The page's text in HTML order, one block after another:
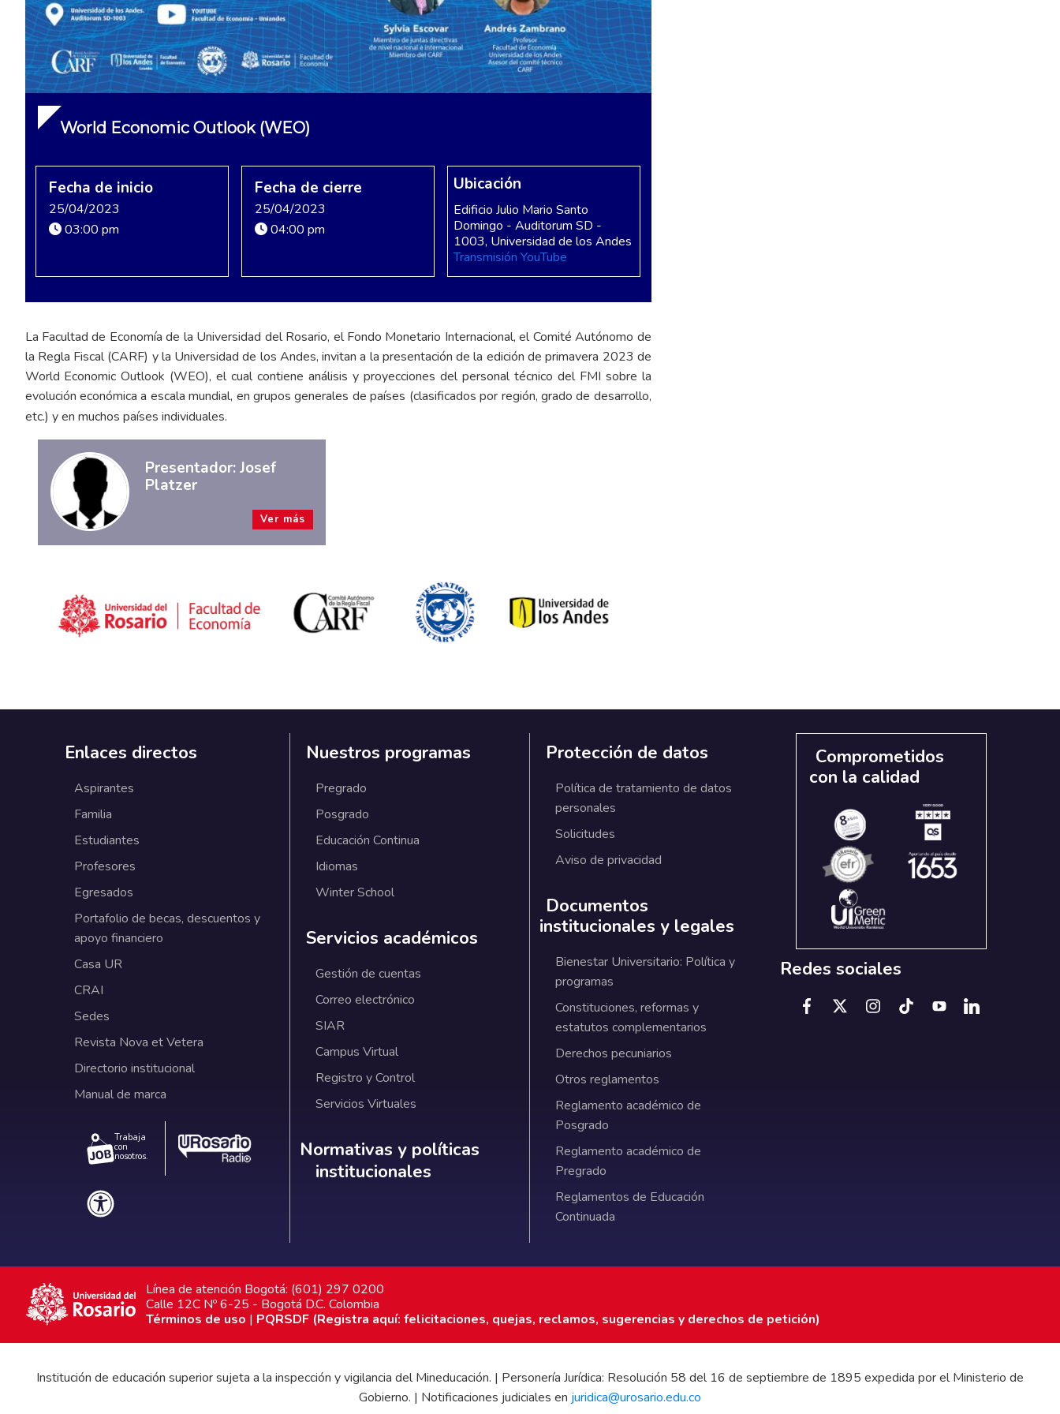
World Economic Outlook (WEO)
Fecha de inicio
25/04/2023
03:00 pm
Fecha de cierre
25/04/2023
04:00 pm
Ubicación
Edificio Julio Mario Santo
Domingo - Auditorum SD -
1003, Universidad de los Andes
Transmisión YouTube
La Facultad de Economía de la Universidad del Rosario, el Fondo Monetario Internacional, el Comité Autónomo de
la Regla Fiscal (CARF) y la Universidad de los Andes, invitan a la presentación de la edición de primavera 2023 de
World Economic Outlook (WEO), el cual contiene análisis y proyecciones del personal técnico del FMI sobre la
evolución económica a escala mundial, en grupos generales de países (clasificados por región, grado de desarrollo,
etc.) y en muchos países individuales.
Presentador: Josef
Platzer
Ver más
Enlaces directos
Aspirantes
Familia
Estudiantes
Profesores
Egresados
Portafolio de becas, descuentos y
apoyo financiero
Casa UR
CRAI
Sedes
Revista Nova et Vetera
Directorio institucional
Manual de marca
Trabaja
con
nosotros.
Nuestros programas
Pregrado
Posgrado
Educación Continua
Idiomas
Winter School
Servicios académicos
Gestión de cuentas
Correo electrónico
SIAR
Campus Virtual
Registro y Control
Servicios Virtuales
Normativas y políticas institucionales
Normativas y políticas
institucionales
Protección de datos
Política de tratamiento de datos
personales
Solicitudes
Aviso de privacidad
Documentos
institucionales y legales
Bienestar Universitario: Política y
programas
Constituciones, reformas y
estatutos complementarios
Derechos pecuniarios
Otros reglamentos
Reglamento académico de
Posgrado
Reglamento académico de
Pregrado
Reglamentos de Educación
Continuada
Comprometidos
con la calidad
Redes sociales
Línea de atención Bogotá: (601) 297 0200
Calle 12C Nº 6-25 - Bogotá D.C. Colombia
Términos de uso | PQRSDF (Registra aquí: felicitaciones, quejas, reclamos, sugerencias y derechos de petición)
Institución de educación superior sujeta a la inspección y vigilancia del Mineducación. | Personería Jurídica: Resolución 58 del 16 de septiembre de 1895 expedida por el Ministerio de
Gobierno. | Notificaciones judiciales en juridica@urosario.edu.co